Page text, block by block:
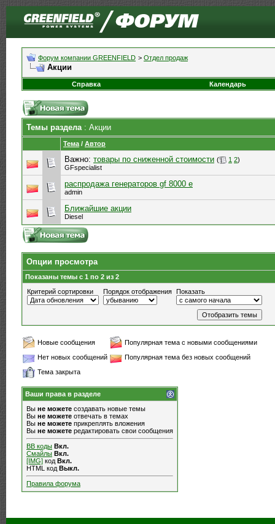
Форум компании GREENFIELD > Отдел продаж
Акции
Справка Календарь
Темы раздела: Акции
Тема / Автор
Важно: товары по сниженной стоимости ( 1 2)
GFspecialist
распродажа генераторов gf 8000 е
admin
Ближайшие акции
Diesel
Опции просмотра
Показаны темы с 1 по 2 из 2
Критерий сортировки
Порядок отображения Показать
Новые сообщения
Популярная тема с новыми сообщениями
Нет новых сообщений
Популярная тема без новых сообщений
Тема закрыта
Ваши права в разделе
Вы не можете создавать новые темы
Вы не можете отвечать в темах
Вы не можете прикреплять вложения
Вы не можете редактировать свои сообщения
BB коды Вкл.
Смайлы Вкл.
[IMG] код Вкл.
HTML код Выкл.
Правила форума